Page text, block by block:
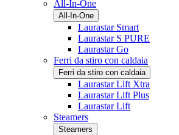
All-In-One
All-In-One
Laurastar Smart
Laurastar S PURE
Laurastar Go
Ferri da stiro con caldaia
Ferri da stiro con caldaia
Laurastar Lift Xtra
Laurastar Lift Plus
Laurastar Lift
Steamers
Steamers